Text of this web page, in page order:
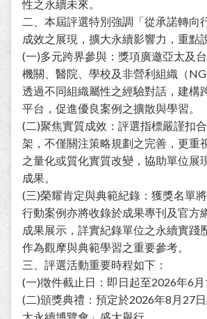
性之永續未來。
二、本屆評選特別強調「從承諾轉向
成效之展現，擴大永續影響力，重點
(一)多元跨界參與：獎項廣邀亞太及
機關、醫院、學校及非營利組織（
透過不同組織屬性之經驗對話，建構
平台，促進優良案例之擴散與學習。
(二)聚焦實質成效：評選指標嚴謹扣
架，不僅關注策略規劃之完善，更重
之量化或質化實質改變，協助單位展
成果。
(三)榮耀肯定與典範紀錄：獲獎名單
行動案例亦將收錄於成果專刊及官方
成果展示，詳實紀錄單位之永續實踐
作為觀摩與典範學習之重要參考。
三、評選活動重要時程如下：
(一)徵件截止日：即日起至2026年6月
(二)頒獎典禮：預定於2026年8月27